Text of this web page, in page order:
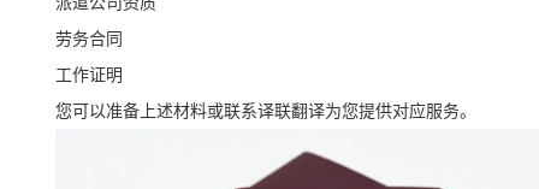
劳务合同
工作证明
您可以准备上述材料或联系译联翻译为您提供对应服务。